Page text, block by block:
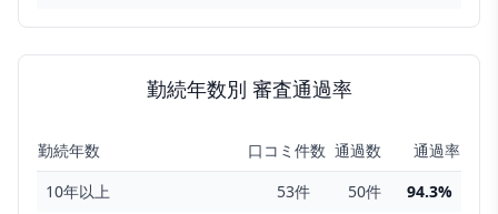
勤続年数別 審査通過率
勤続年数 口コミ件数 通過数
通過率
10年以上
53件 50件 94.3%